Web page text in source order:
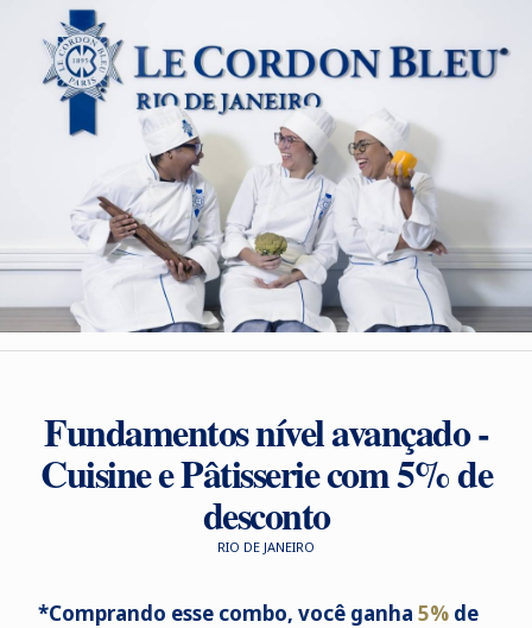
Fundamentos nível avançado -
Cuisine e Pâtisserie com 5% de
desconto
RIO DE JANEIRO
*Comprando esse combo, você ganha 5% de